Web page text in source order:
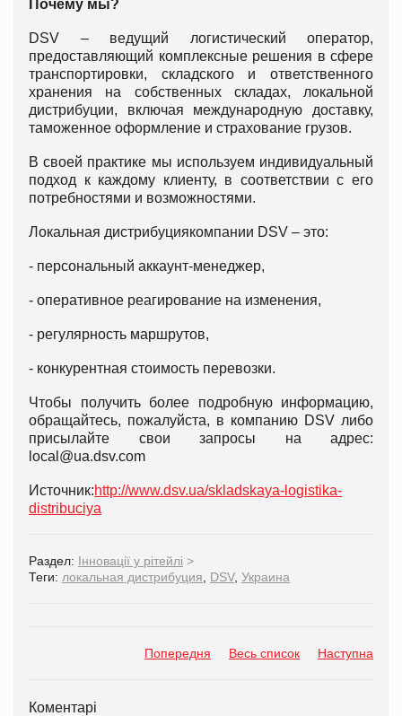
очему мы?
DSV – ведущий логистический оператор,
предоставляющий комплексные решения в сфере
транспортировки, складского и ответственного
хранения на собственных складах, локальной
дистрибуции, включая международную доставку,
таможенное оформление и страхование грузов.
В своей практике мы используем индивидуальный
подход к каждому клиенту, в соответствии с его
потребностями и возможностями.
Локальная дистрибуциякомпании DSV – это:
- персональный аккаунт-менеджер,
- оперативное реагирование на изменения,
- регулярность маршрутов,
- конкурентная стоимость перевозки.
Чтобы получить более подробную информацию,
обращайтесь, пожалуйста, в компанию DSV либо
присылайте свои запросы на адрес:
local@ua.dsv.com
Источник:http://www.dsv.ua/skladskaya-logistika-
distribuciya
Раздел: Інновації у рітейлі >
Теги: локальная дистрибуция DSV, Украина
Попередня Весь список Наступна
Коментарі